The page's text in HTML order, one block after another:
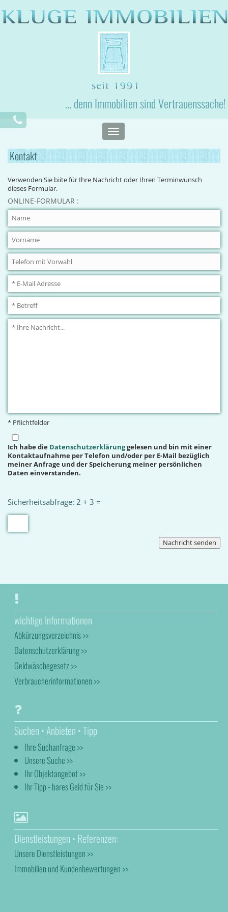
... denn Immobilien sind Vertrauenssache!
Toggle
navigation
Kontakt
Verwenden Sie biite für Ihre Nachricht oder Ihren Terminwunsch
dieses Formular.
ONLINE-FORMULAR :
* Pflichtfelder
Ich habe die Datenschutzerklärunggelesen und bin mit einer
Kontaktaufnahme per Telefon und/oder per E-Mail bezüglich
meiner Anfrage und der Speicherung meiner persönlichen
Daten einverstanden.
Sicherheitsabfrage: 2 + 3 =
wichtige Informationen
Abkürzungsverzeichnis >>
Datenschutzerklärung >>
Geldwäschegesetz >>
Verbraucherinformationen >>
Suchen • Anbieten • Tipp
Ihre Suchanfrage >>
Unsere Suche >>
Ihr Objektangebot >>
Ihr Tipp - bares Geld für Sie >>
Dienstleistungen • Referenzen:
Unsere Dienstleistungen >>
Immobilien und Kundenbewertungen >>